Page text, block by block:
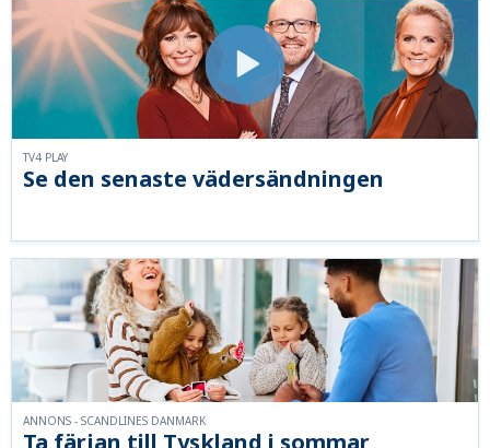
Se den senaste vädersändningen
TV4 PLAY
ANNONS - SCANDLINES DANMARK